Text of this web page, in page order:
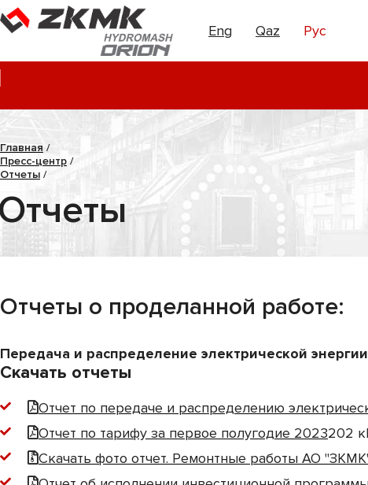
Eng Qaz Рус
Главная /
Пресс-центр /
Отчеты /
Отчеты о проделанной работе:
Передача и распределение электрической энергии
Скачать отчеты
Отчет по передаче и распределению
Отчет по тарифу за первое полугодие 2023202
Скачать фото отчет. Ремонтные работы АО